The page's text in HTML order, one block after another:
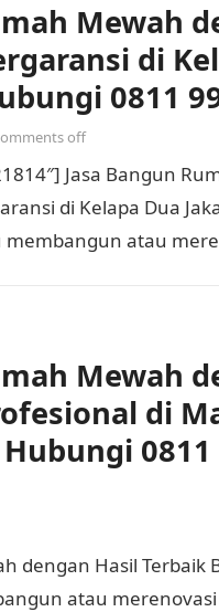
Mewah
di
0811
off
Jasa Bangun
di Kelapa Dua
atau
Mewah
di
0811
dengan Hasil Terbaik
atau